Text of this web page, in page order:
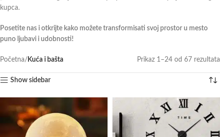
kupca.
Posetite nas i otkrijte kako možete transformisati svoj prostor u mesto
puno ljubavi i udobnosti!
Početna/ Kuća i bašta Prikaz 1–24 od 67 rezultata
Show sidebar